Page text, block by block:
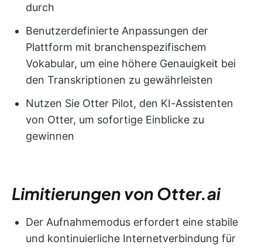
durch
Benutzerdefinierte Anpassungen der
Plattform mit branchenspezifischem
Vokabular, um eine höhere Genauigkeit bei
den Transkriptionen zu gewährleisten
Nutzen Sie Otter Pilot, den KI-Assistenten
von Otter, um sofortige Einblicke zu
gewinnen
Limitierungen von Otter.ai
Der Aufnahmemodus erfordert eine stabile
und kontinuierliche Internetverbindung für